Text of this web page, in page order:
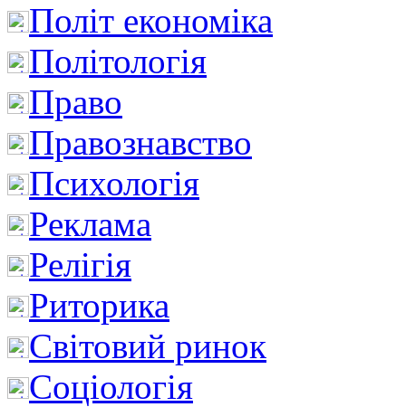
Політ економіка
Політологія
Право
Правознавство
Психологія
Реклама
Релігія
Риторика
Світовий ринок
Соціологія